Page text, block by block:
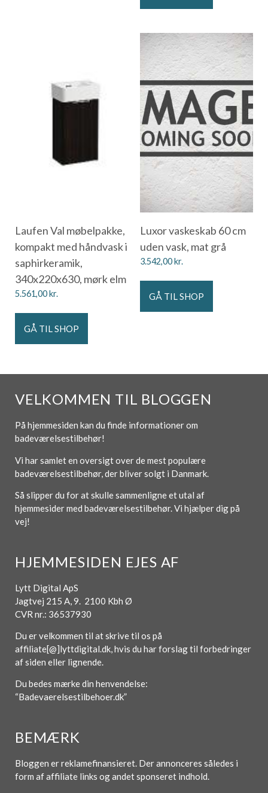
Laufen Val møbelpakke,
kompakt med håndvask i
saphirkeramik,
340x220x630, mørk elm
5.561,00kr.
GÅ TIL SHOP
Luxor vaskeskab 60 cm
uden vask, mat grå
3.542,00kr.
GÅ TIL SHOP
VELKOMMEN TIL BLOGGEN
På hjemmesiden kan du finde informationer om
badeværelsestilbehør!
Vi har samlet en oversigt over de mest populære
badeværelsestilbehør, der bliver solgt i Danmark.
Så slipper du for at skulle sammenligne et utal af
hjemmesider med badeværelsestilbehør. Vi hjælper dig på
vej!
HJEMMESIDEN EJES AF
Lytt Digital ApS
Jagtvej 215 A, 9. 2100 Kbh Ø
CVR nr.: 36537930
Du er velkommen til at skrive til os på
affiliate[@]lyttdigital.dk, hvis du har forslag til forbedringer
af siden eller lignende.
Du bedes mærke din henvendelse:
“Badevaerelsestilbehoer.dk”
BEMÆRK
Bloggen er reklamefinansieret. Der annonceres således i
form af affiliate links og andet sponseret indhold.